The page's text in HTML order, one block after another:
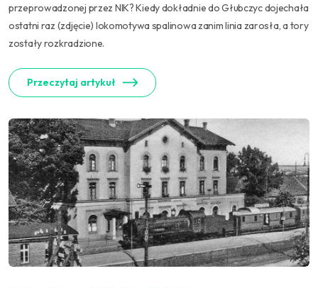
przeprowadzonej przez NIK? Kiedy dokładnie do Głubczyc dojechała
ostatni raz (zdjęcie) lokomotywa spalinowa zanim linia zarosła, a tory
zostały rozkradzione.
Przeczytaj artykuł